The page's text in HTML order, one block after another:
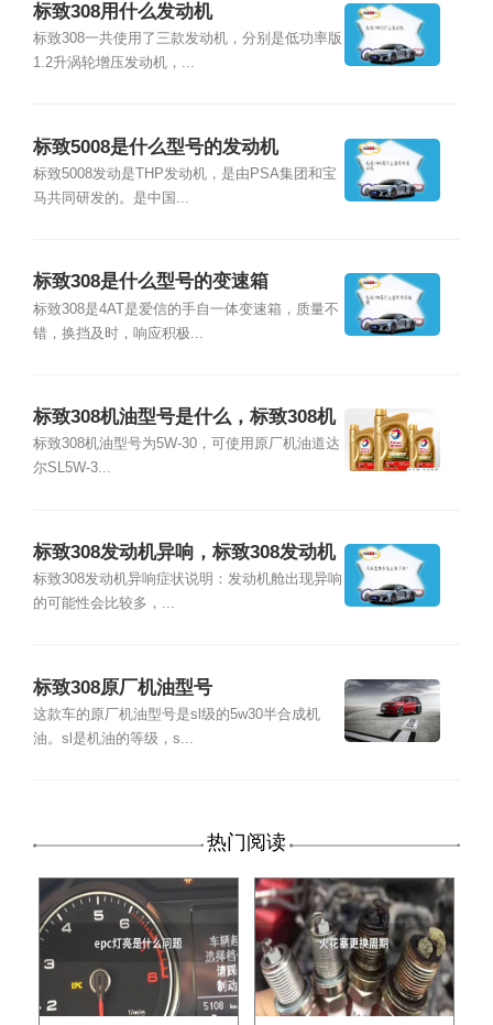
标致308用什么发动机
标致308一共使用了三款发动机，分别是低功率版
1.2升涡轮增压发动机，...
标致5008是什么型号的发动机
标致5008发动是THP发动机，是由PSA集团和宝
马共同研发的。是中国...
标致308是什么型号的变速箱
标致308是4AT是爱信的手自一体变速箱，质量不
错，换挡及时，响应积极...
标致308机油型号是什么，标致308机
油加多少升
标致308机油型号为5W-30，可使用原厂机油道达
尔SL5W-3...
标致308发动机异响，标致308发动机
声音大
标致308发动机异响症状说明：发动机舱出现异响
的可能性会比较多，...
标致308原厂机油型号
这款车的原厂机油型号是sl级的5w30半合成机
油。sl是机油的等级，s...
热门阅读